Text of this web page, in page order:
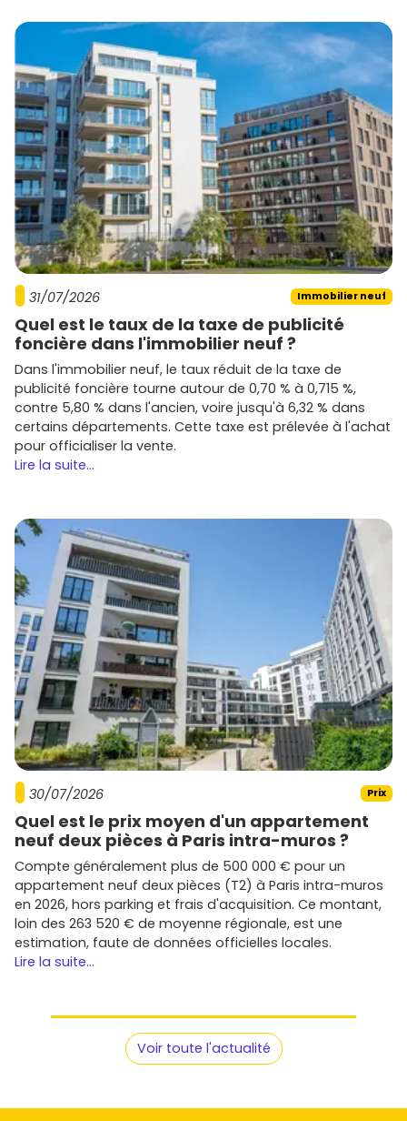
31/07/2026 Immobilier neuf
Quel est le taux de la taxe de publicité
foncière dans l'immobilier neuf ?
Dans l'immobilier neuf, le taux réduit de la taxe de
publicité foncière tourne autour de 0,70 % à 0,715 %,
contre 5,80 % dans l'ancien, voire jusqu'à 6,32 % dans
certains départements. Cette taxe est prélevée à l'achat
pour officialiser la vente.
Lire la suite...
30/07/2026 Prix
Quel est le prix moyen d'un appartement
neuf deux pièces à Paris intra-muros ?
Compte généralement plus de 500 000 € pour un
appartement neuf deux pièces (T2) à Paris intra-muros
en 2026, hors parking et frais d'acquisition. Ce montant,
loin des 263 520 € de moyenne régionale, est une
estimation, faute de données officielles locales.
Lire la suite...
Voir toute l'actualité